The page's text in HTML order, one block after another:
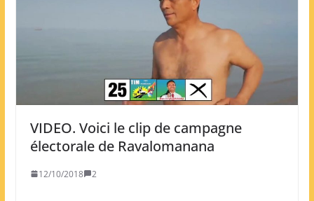
VIDEO. Voici le clip de campagne
électorale de Ravalomanana
12/10/2018 2